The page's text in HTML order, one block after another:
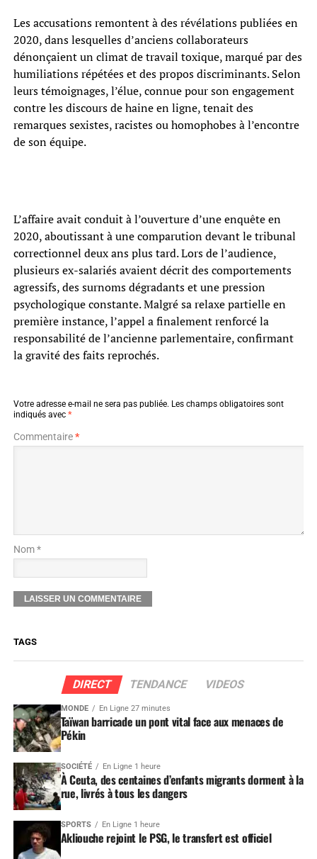
Les accusations remontent à des révélations publiées en
2020, dans lesquelles d’anciens collaborateurs
dénonçaient un climat de travail toxique, marqué par des
humiliations répétées et des propos discriminants. Selon
leurs témoignages, l’élue, connue pour son engagement
contre les discours de haine en ligne, tenait des
remarques sexistes, racistes ou homophobes à l’encontre
de son équipe.
L’affaire avait conduit à l’ouverture d’une enquête en
2020, aboutissant à une comparution devant le tribunal
correctionnel deux ans plus tard. Lors de l’audience,
plusieurs ex-salariés avaient décrit des comportements
agressifs, des surnoms dégradants et une pression
psychologique constante. Malgré sa relaxe partielle en
première instance, l’appel a finalement renforcé la
responsabilité de l’ancienne parlementaire, confirmant
la gravité des faits reprochés.
Votre adresse e-mail ne sera pas publiée. Les champs obligatoires sont
indiqués avec *
Commentaire*
Nom *
TAGS
DIRECT TENDANCE VIDEOS
MONDE En Ligne 27 minutes
Taïwan barricade un pont vital face aux menaces de
Pékin
SOCIÉTÉ En Ligne 1 heure
À Ceuta, des centaines d’enfants migrants dorment à la
rue, livrés à tous les dangers
SPORTS En Ligne 1 heure
Akliouche rejoint le PSG, le transfert est officiel